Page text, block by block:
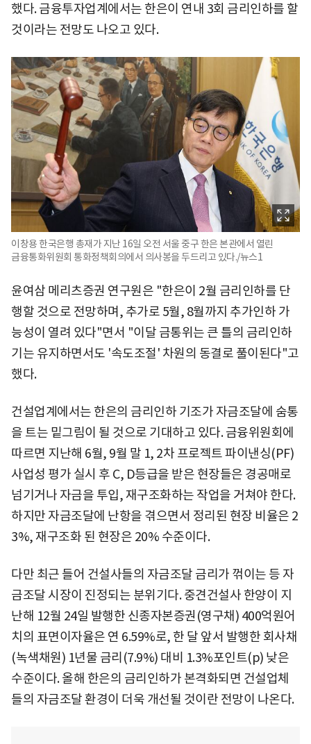
했다. 금융투자업계에서는 한은이 연내 3회 금리인하를 할
것이라는 전망도 나오고 있다.
이창용 한국은행 총재가 지난 16일 오전 서울 중구 한은 본관에서 열린
금융통화위원회 통화정책회의에서 의사봉을 두드리고 있다./뉴스1
윤여삼 메리츠증권 연구원은 "한은이 2월 금리인하를 단
행할 것으로 전망하며, 추가로 5월, 8월까지 추가인하 가
능성이 열려 있다"면서 "이달 금통위는 큰 틀의 금리인하
기는 유지하면서도 '속도조절' 차원의 동결로 풀이된다"고
했다.
건설업계에서는 한은의 금리인하 기조가 자금조달에 숨통
을 트는 밑그림이 될 것으로 기대하고 있다. 금융위원회에
따르면 지난해 6월, 9월 말 1, 2차 프로젝트 파이낸싱(PF)
사업성 평가 실시 후 C, D등급을 받은 현장들은 경공매로
넘기거나 자금을 투입, 재구조화하는 작업을 거쳐야 한다.
하지만 자금조달에 난항을 겪으면서 정리된 현장 비율은 2
3%, 재구조화 된 현장은 20% 수준이다.
다만 최근 들어 건설사들의 자금조달 금리가 꺾이는 등 자
금조달 시장이 진정되는 분위기다. 중견건설사 한양이 지
난해 12월 24일 발행한 신종자본증권(영구채) 400억원어
치의 표면이자율은 연 6.59%로, 한 달 앞서 발행한 회사채
(녹색채원) 1년물 금리(7.9%) 대비 1.3%포인트(p) 낮은
수준이다. 올해 한은의 금리인하가 본격화되면 건설업체
들의 자금조달 환경이 더욱 개선될 것이란 전망이 나온다.